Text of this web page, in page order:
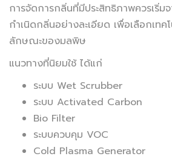
การจัดการกลิ่นที่มีประสิทธิภาพควรเริ่ม
กำเนิดกลิ่นอย่างละเอียด เพื่อเลือกเทค
ลักษณะของมลพิษ
แนวทางที่นิยมใช้ ได้แก่
ระบบ Wet Scrubber
ระบบ Activated Carbon
Bio Filter
ระบบควบคุม VOC
Cold Plasma Generator